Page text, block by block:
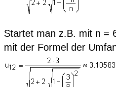
Startet man z.B. mit n =
mit der Formel der